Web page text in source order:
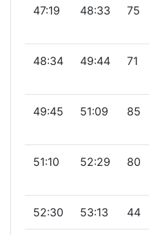
47:19 48:33 75
48:34 49:44 71
49:45 51:09 85
51:10 52:29 80
52:30 53:13 44